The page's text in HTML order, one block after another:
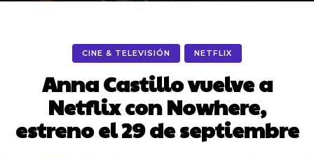
CINE & TELEVISIÓN NETFLIX
Anna Castillo vuelve a
Netflix con Nowhere,
estreno el 29 de septiembre